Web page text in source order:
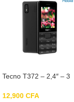
Tecno T372 – 2,4″ – 3
FM- 1100 Mah
12,900 CFA